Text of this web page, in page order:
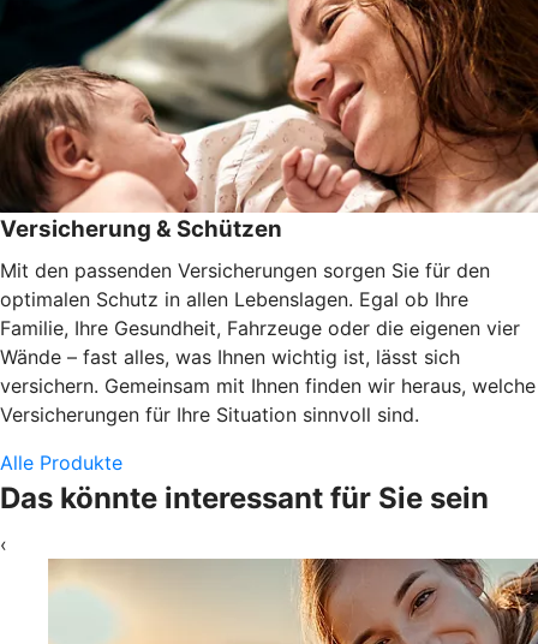
Versicherung & Schützen
Mit den passenden Versicherungen sorgen Sie für den
optimalen Schutz in allen Lebenslagen. Egal ob Ihre
Familie, Ihre Gesundheit, Fahrzeuge oder die eigenen vier
Wände – fast alles, was Ihnen wichtig ist, lässt sich
versichern. Gemeinsam mit Ihnen finden wir heraus, welche
Versicherungen für Ihre Situation sinnvoll sind.
Alle Produkte
Das könnte interessant für Sie sein
‹